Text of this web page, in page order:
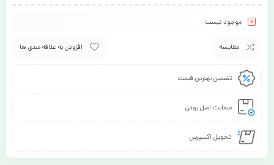
موجود نیست
مقایسه افزودن به علاقه مندی ها
تضمین بهترین قیمت
ضمانت اصل بودن
تحویل اکسپرس